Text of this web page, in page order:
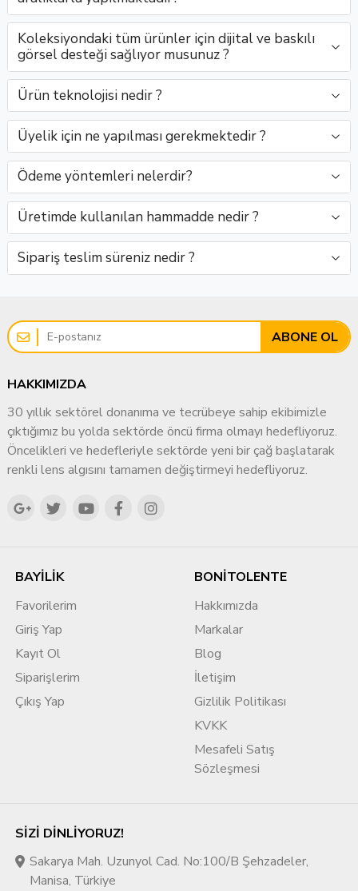
Toptan
Satış..
yeşil
tonla..
SatışClaro
Asya,
d..
zarif
y..
ton..
tonu
i..
Koleksiyondaki tüm ürünler için dijital ve baskılı
görsel desteği sağlıyor musunuz ?
Ürün teknolojisi nedir ?
Üyelik için ne yapılması gerekmektedir ?
Ödeme yöntemleri nelerdir?
Üretimde kullanılan hammadde nedir ?
Sipariş teslim süreniz nedir ?
ABONE OL
HAKKIMIZDA
30 yıllık sektörel donanıma ve tecrübeye sahip ekibimizle
çıktığımız bu yolda sektörde öncü firma olmayı hedefliyoruz.
Öncelikleri ve hedefleriyle sektörde yeni bir çağ başlatarak
renkli lens algısını tamamen değiştirmeyi hedefliyoruz.
BAYİLİK
Favorilerim
Giriş Yap
Kayıt Ol
Siparişlerim
Çıkış Yap
BONİTOLENTE
Hakkımızda
Markalar
Blog
İletişim
Gizlilik Politikası
KVKK
Mesafeli Satış
Sözleşmesi
SIZI DINLIYORUZ!
Sakarya Mah. Uzunyol Cad. No:100/B Şehzadeler,
Manisa, Türkiye